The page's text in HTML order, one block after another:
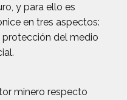
y para ello es
en tres aspectos:
del medio
minero respecto